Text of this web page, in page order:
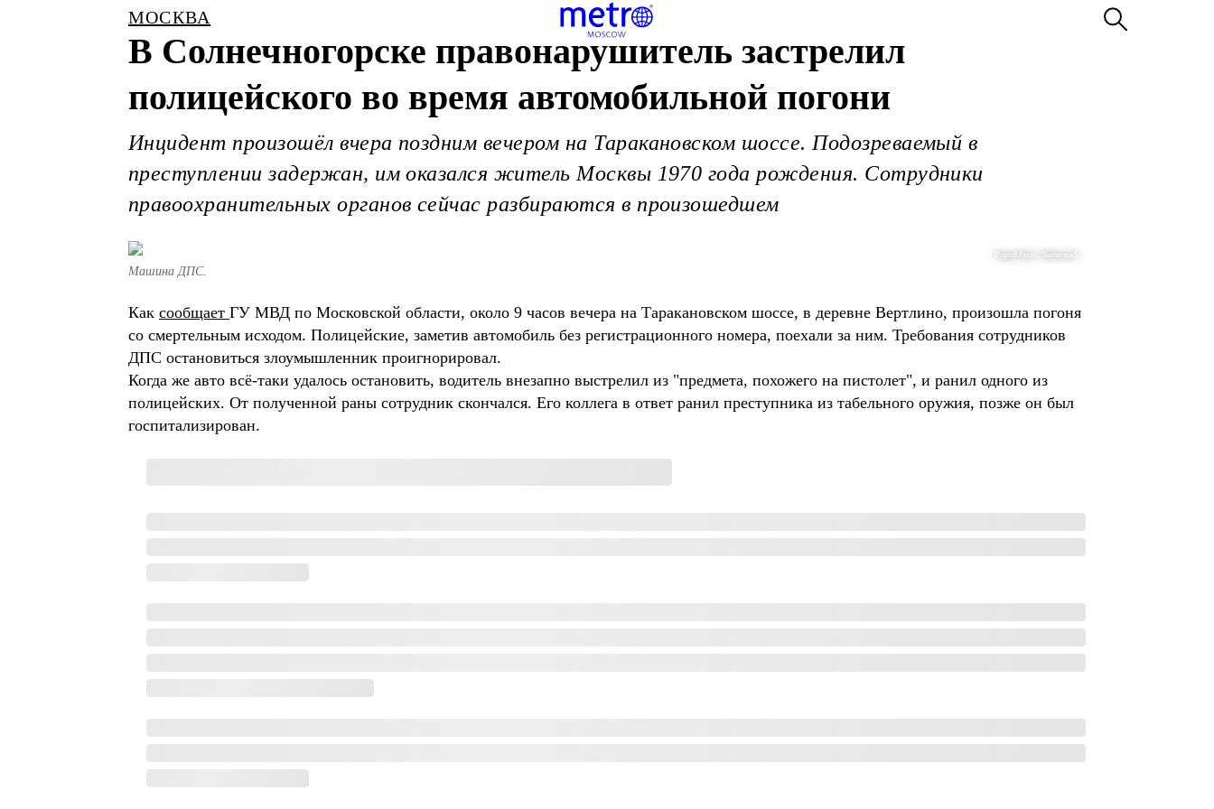
МОСКВА
В Солнечногорске правонарушитель застрелил
полицейского во время автомобильной погони
Инцидент произошёл вчера поздним вечером на Таракановском шоссе. Подозреваемый в
преступлении задержан, им оказался житель Москвы 1970 года рождения. Сотрудники
правоохранительных органов сейчас разбираются в произошедшем
Evgenii Panov / Shutterstock
Машина ДПС.
Как сообщает ГУ МВД по Московской области, около 9 часов вечера на Таракановском шоссе, в деревне Вертлино, произошла погоня
со смертельным исходом. Полицейские, заметив автомобиль без регистрационного номера, поехали за ним. Требования сотрудников
ДПС остановиться злоумышленник проигнорировал.
Когда же авто всё-таки удалось остановить, водитель внезапно выстрелил из "предмета, похожего на пистолет", и ранил одного из
полицейских. От полученной раны сотрудник скончался. Его коллега в ответ ранил преступника из табельного оружия, позже он был
госпитализирован.